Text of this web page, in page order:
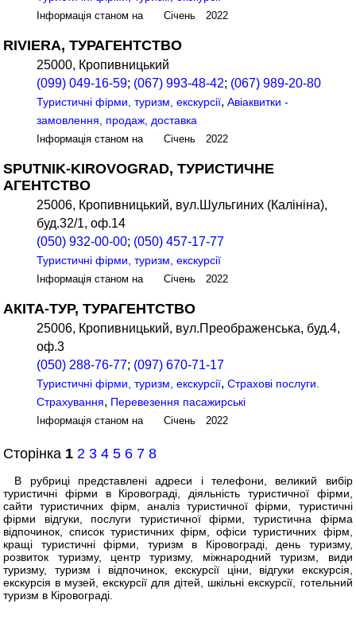
Інформація станом на Січень 2022
RIVIERA, ТУРАГЕНТСТВО
25000, Кропивницький
(099) 049-16-59; (067) 993-48-42; (067) 989-20-80
Туристичні фірми, туризм, екскурсії,Авіаквитки -
замовлення, продаж, доставка
Інформація станом на Січень 2022
SPUTNIK-KIROVOGRAD, ТУРИСТИЧНЕ
АГЕНТСТВО
25006, Кропивницький, вул.Шульгиних (Калініна),
буд.32/1, оф.14
(050) 932-00-00; (050) 457-17-77
Туристичні фірми, туризм, екскурсії
Інформація станом на Січень 2022
АКІТА-ТУР, ТУРАГЕНТСТВО
25006, Кропивницький, вул.Преображенська, буд.4,
оф.3
(050) 288-76-77; (097) 670-71-17
Туристичні фірми, туризм, екскурсії,Страхові послуги.
Страхування, Перевезення пасажирські
Інформація станом на Січень 2022
Сторінка 12 3 4 5 6 7 8
В рубриці представлені адреси і телефони, великий вибір
туристичні фірми в Кіровограді, діяльність туристичної фірми,
сайти туристичних фірм, аналіз туристичної фірми, туристичні
фірми відгуки, послуги туристичної фірми, туристична фірма
відпочинок, список туристичних фірм, офіси туристичних фірм,
кращі туристичні фірми, туризм в Кіровограді, день туризму,
розвиток туризму, центр туризму, міжнародний туризм, види
туризму, туризм і відпочинок, екскурсії ціни, відгуки екскурсія,
екскурсія в музей, екскурсії для дітей, шкільні екскурсії, готельний
туризм в Кіровограді.